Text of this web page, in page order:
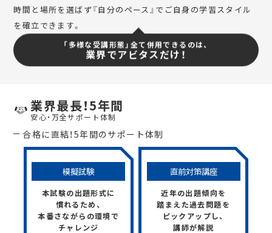
時間と場所を選ばず『自分のペース』でご自身の学習スタイル
を確立できます。
「多様な受講形態」全て併用できるのは、
業界でアビタスだけ！
業界最長！5年間
安心・万全サポート体制
合格に直結！5年間のサポート体制
模擬試験
本試験の出題形式に
慣れるため、
本番さながらの環境で
チャレンジ
直前対策講座
近年の出題傾向を
踏まえた過去問題を
ピックアップし、
講師が解説